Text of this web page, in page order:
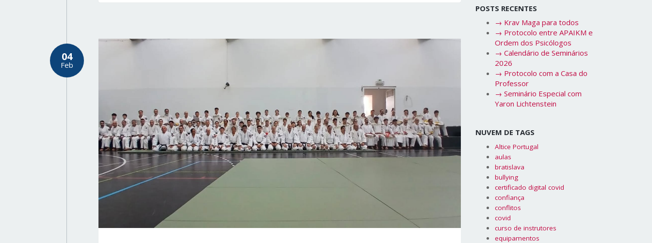
04
Feb
POSTS RECENTES
→ Krav Maga para todos
→ Protocolo entre APAIKM e
Ordem dos Psicólogos
→ Calendário de Seminários
2026
→ Protocolo com a Casa do
Professor
→ Seminário Especial com
Yaron Lichtenstein
NUVEM DE TAGS
Altice Portugal
aulas
bratislava
bullying
certificado digital covid
confiança
conflitos
covid
curso de instrutores
equipamentos